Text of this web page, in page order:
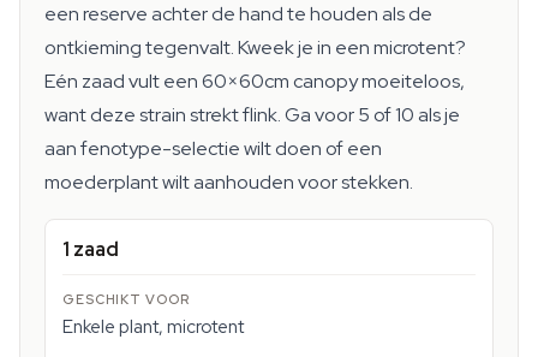
een reserve achter de hand te houden als de
ontkieming tegenvalt. Kweek je in een microtent?
Eén zaad vult een 60×60cm canopy moeiteloos,
want deze strain strekt flink. Ga voor 5 of 10 als je
aan fenotype-selectie wilt doen of een
moederplant wilt aanhouden voor stekken.
1 zaad
Enkele plant, microtent